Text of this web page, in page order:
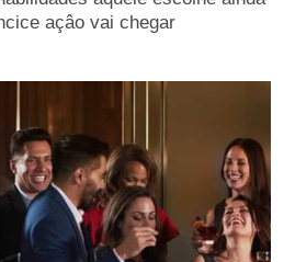
açâo vai chegar